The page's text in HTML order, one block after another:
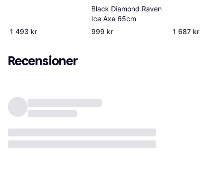
1 493 kr
Black Diamond Raven
Ice Axe 65cm
999 kr
1 687 kr
Recensioner